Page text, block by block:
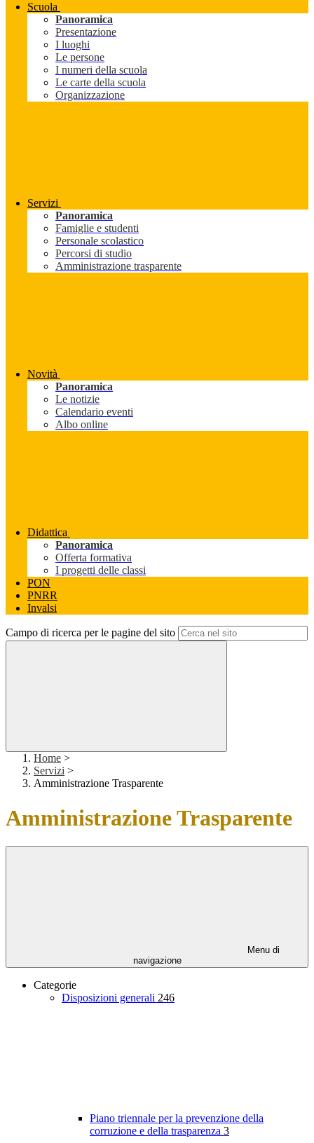
Scuola
Panoramica
Presentazione
I luoghi
Le persone
I numeri della scuola
Le carte della scuola
Organizzazione
Servizi
Panoramica
Famiglie e studenti
Personale scolastico
Percorsi di studio
Amministrazione trasparente
Novità
Panoramica
Le notizie
Calendario eventi
Albo online
Didattica
Panoramica
Offerta formativa
I progetti delle classi
PON
PNRR
Invalsi
Campo di ricerca per le pagine del sito
Home >
Servizi >
Amministrazione Trasparente
Amministrazione Trasparente
Menu di
navigazione
Categorie
Disposizioni generali 246
Piano triennale per la prevenzione della
corruzione e della trasparenza 3